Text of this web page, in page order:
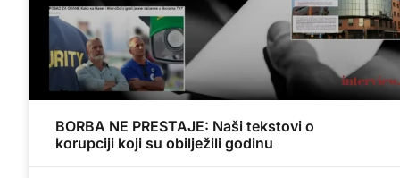
BORBA NE PRESTAJE: Naši tekstovi o
korupciji koji su obilježili godinu